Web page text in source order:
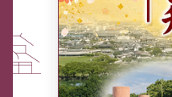
中東情勢や原油価格上昇の
を受ける中小企業向け相談
について